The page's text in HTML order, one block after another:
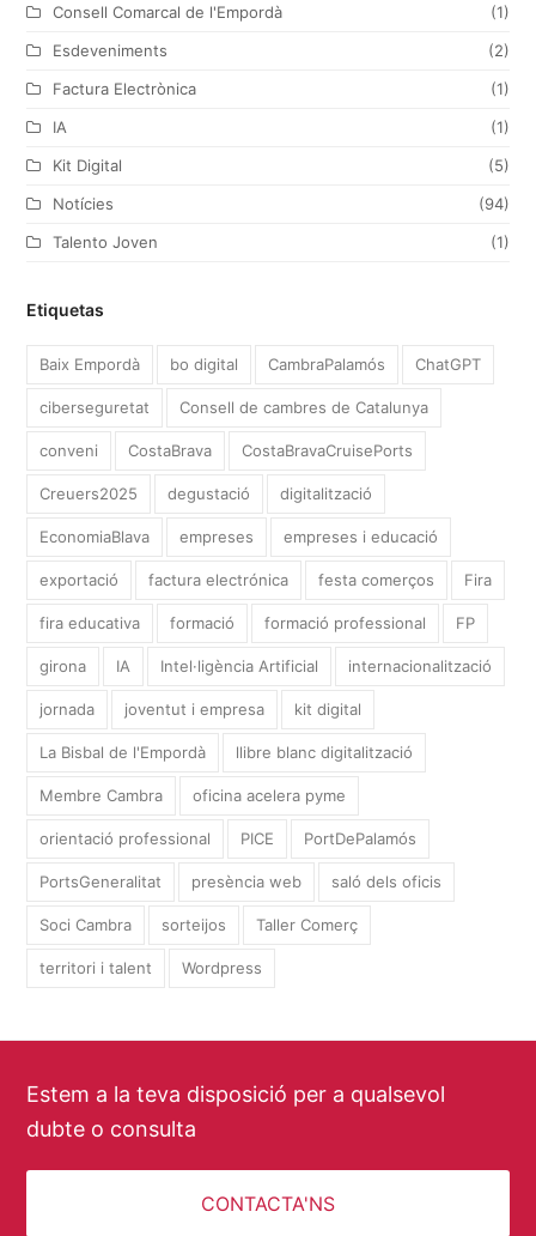
Consell Comarcal de l'Empordà
(1)
Esdeveniments
(2)
Factura Electrònica
(1)
IA
(1)
Kit Digital
(5)
Notícies
(94)
Talento Joven
(1)
Etiquetas
Baix Empordà bo digital CambraPalamós ChatGPT
ciberseguretat Consell de cambres de Catalunya
conveni CostaBrava CostaBravaCruisePorts
Creuers2025 degustació digitalització
EconomiaBlava empreses empreses i educació
exportació factura electrónica festa comerços Fira
fira educativa formació formació professional FP
girona IA Intel·ligència Artificial internacionalització
jornada joventut i empresa kit digital
La Bisbal de l'Empordà llibre blanc digitalització
Membre Cambra oficina acelera pyme
orientació professional PICE PortDePalamós
PortsGeneralitat presència web saló dels oficis
Soci Cambra sorteijos Taller Comerç
territori i talent Wordpress
Estem a la teva disposició per a qualsevol
dubte o consulta
CONTACTA'NS